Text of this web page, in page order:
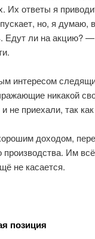
Их ответы я
но, я думаю,
Едут ли на акцию?
интересом
никакой
приехали, так
доходом,
производства. Им
не касается.
позиция